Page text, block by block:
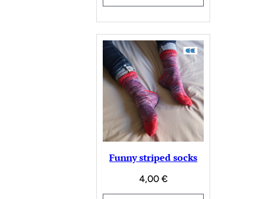
Funny striped socks
4,00 €